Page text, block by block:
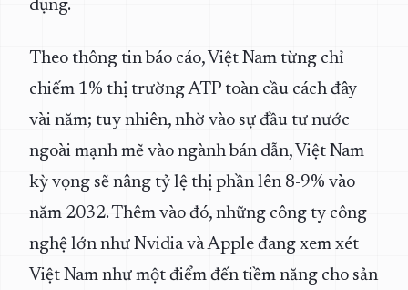
dụng.
Theo thông tin báo cáo, Việt Nam từng chỉ
chiếm 1% thị trường ATP toàn cầu cách đây
vài năm; tuy nhiên, nhờ vào sự đầu tư nước
ngoài mạnh mẽ vào ngành bán dẫn, Việt Nam
kỳ vọng sẽ nâng tỷ lệ thị phần lên 8-9% vào
năm 2032. Thêm vào đó, những công ty công
nghệ lớn như Nvidia và Apple đang xem xét
Việt Nam như một điểm đến tiềm năng cho sản